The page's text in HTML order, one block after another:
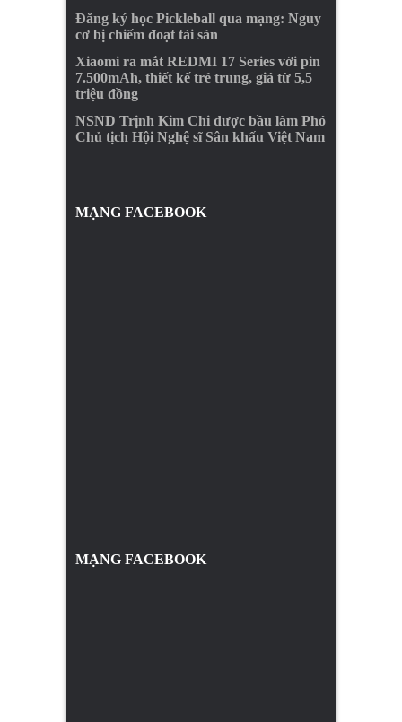
Đăng ký học Pickleball qua mạng: Nguy
cơ bị chiếm đoạt tài sản
Xiaomi ra mắt REDMI 17 Series với pin
7.500mAh, thiết kế trẻ trung, giá từ 5,5
triệu đồng
NSND Trịnh Kim Chi được bầu làm Phó
Chủ tịch Hội Nghệ sĩ Sân khấu Việt Nam
MẠNG FACEBOOK
MẠNG FACEBOOK